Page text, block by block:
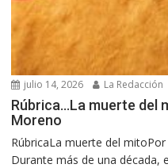
julio 14, 2026 La Redacción
Rúbrica…La muerte del
Moreno
RúbricaLa muerte del
Durante más de una década,